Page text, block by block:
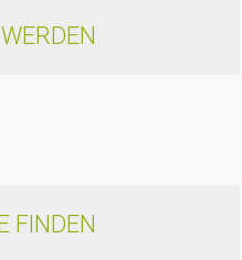
FINDEN